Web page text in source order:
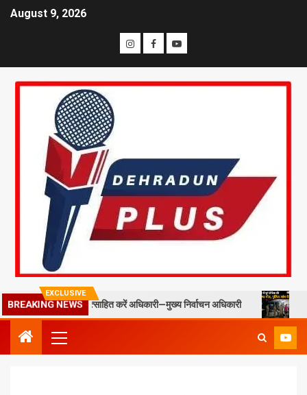
August 9, 2026
EXCLUSIVE
BREAKING NEWS
स्टाफ को प्रोत्साहित करें अधिकारी—मुख्य निर्वाचन अधिकारी मसूरी में पूर्व